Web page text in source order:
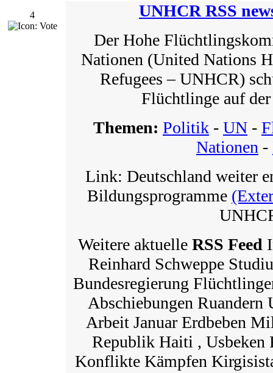
4
UNHCR RSS
Der Hohe
Nationen (United Nations
Refugees – UNHCR)
Flüchtlinge auf
Themen: Politik - UN -
Nationen -
Link: Deutschland weiter
Bildungsprogramme
Weitere aktuelle RSS Feed
Reinhard Schweppe
Bundesregierung
Abschiebungen
Arbeit Januar Erdbeben
Republik Haiti , Usbeken
Konflikte Kämpfen